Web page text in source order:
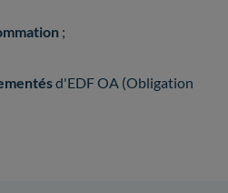
;
d'EDF OA (Obligation